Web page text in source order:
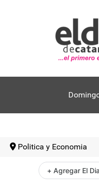
Politica y Economia
+ Agregar El